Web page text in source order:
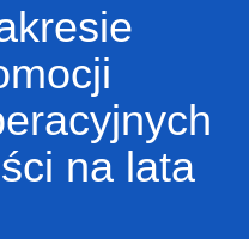
na lata